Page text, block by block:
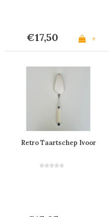
€17,50 +
Retro Taartschep Ivoor